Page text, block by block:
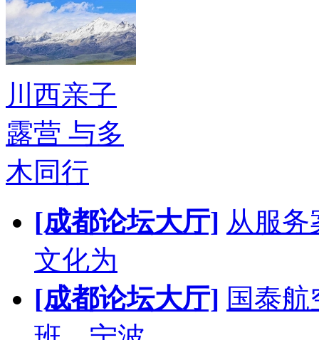
川西亲子
露营 与多
木同行
[成都论坛大厅] 从服
文化为
[成都论坛大厅] 国泰